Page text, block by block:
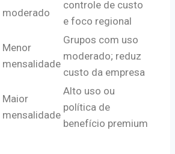
moderado
controle de custo
e foco regional
Menor
mensalidade
Grupos com uso
moderado; reduz
custo da empresa
Maior
mensalidade
Alto uso ou
política de
benefício premium